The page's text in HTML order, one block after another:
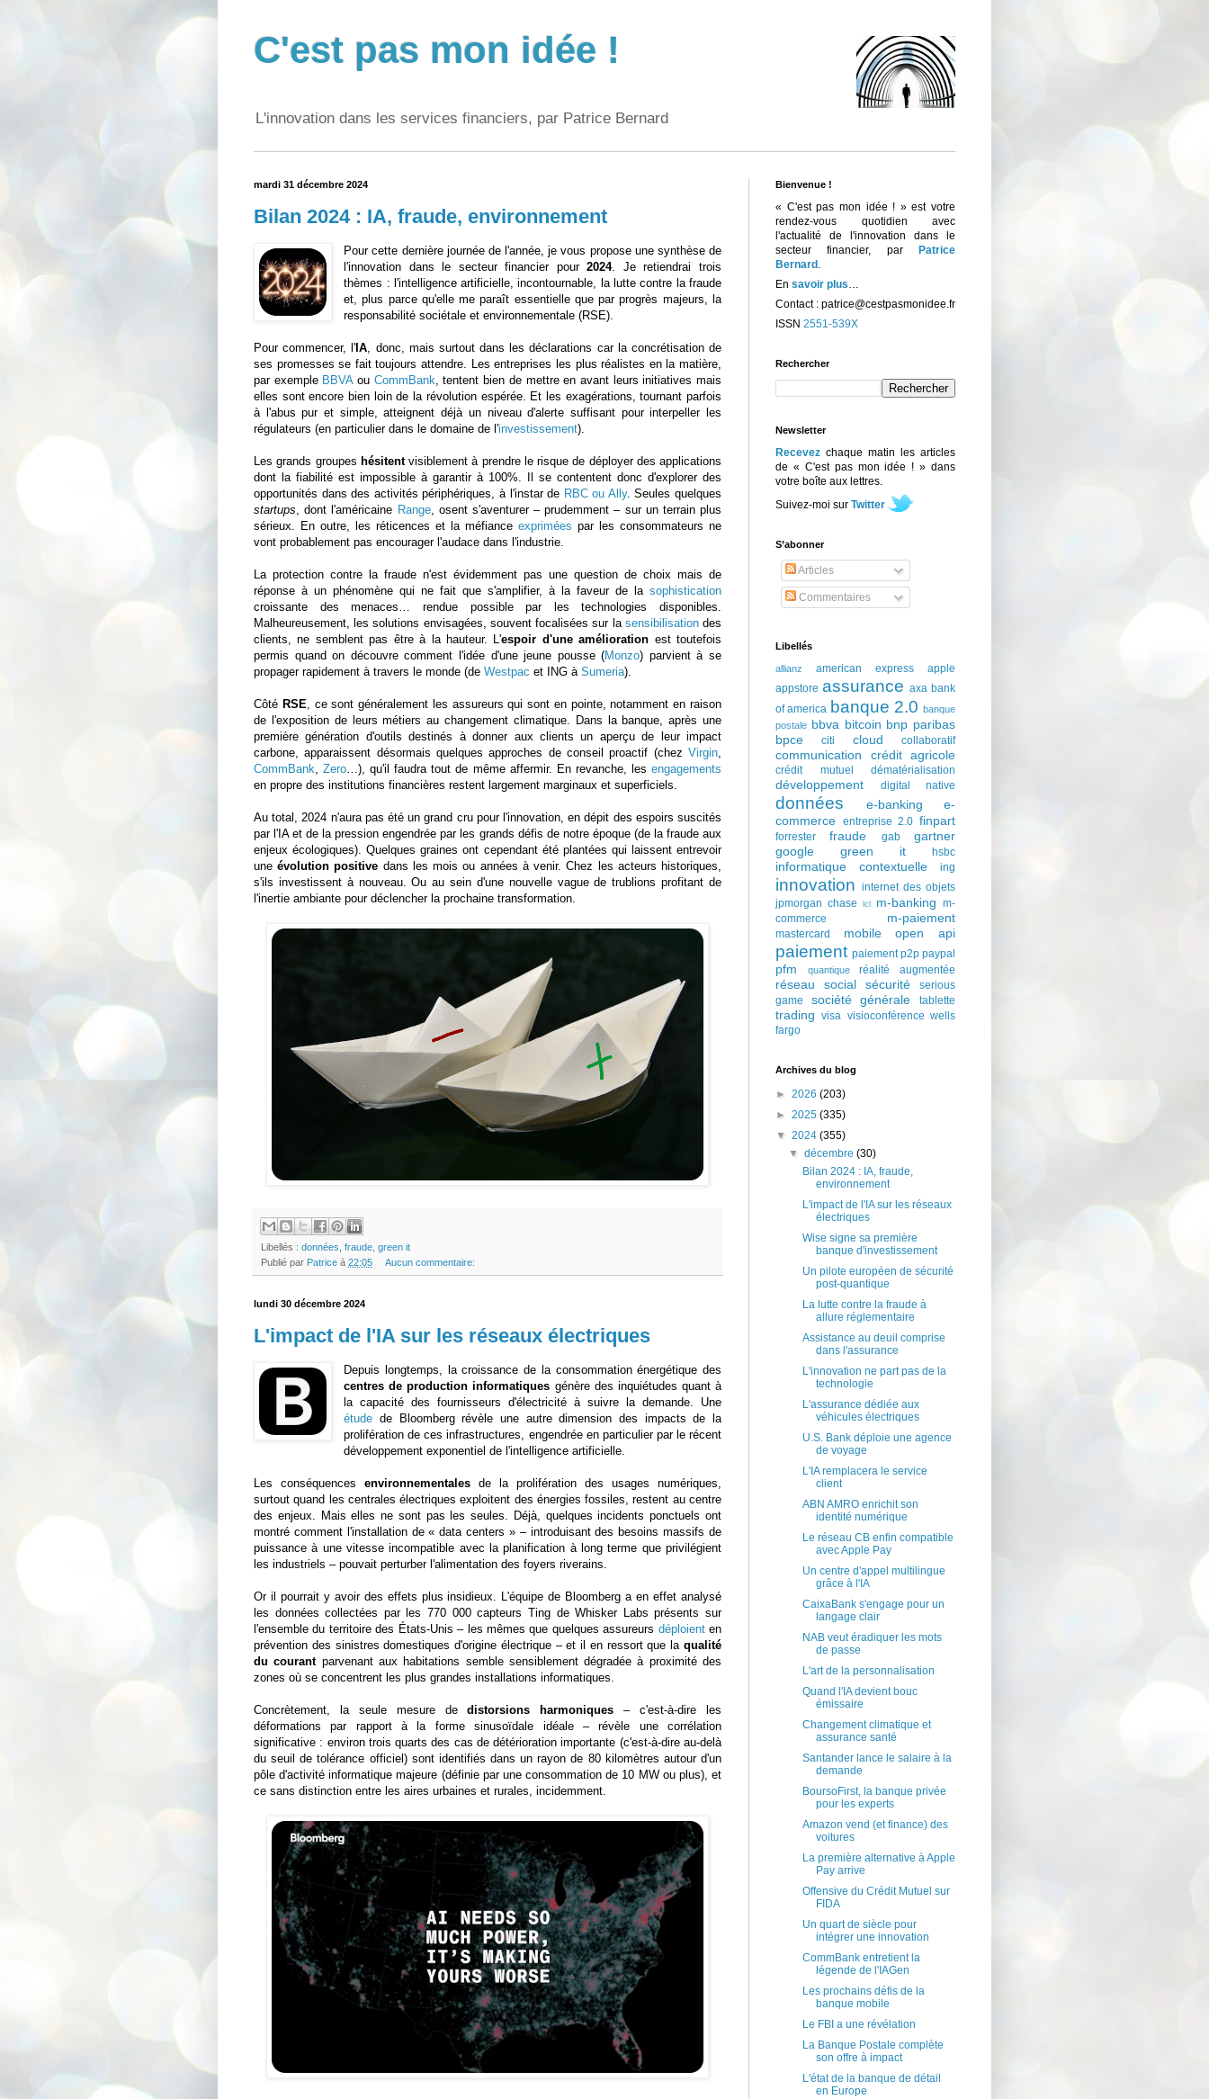
C'est pas mon idée !
L'innovation dans les services financiers, par Patrice Bernard
mardi 31 décembre 2024
Bilan 2024 : IA, fraude, environnement
Pour cette dernière journée de l'année, je vous propose une synthèse de
l'innovation dans le secteur financier pour2024. Je retiendrai trois
thèmes : l'intelligence artificielle, incontournable, la lutte contre la fraude
et, plus parce qu'elle me paraît essentielle que par progrès majeurs, la
responsabilité sociétale et environnementale (RSE).
Pour commencer, l' IA, donc, mais surtout dans les déclarations car la concrétisation de
ses promesses se fait toujours attendre. Les entreprises les plus réalistes en la matière,
par exemple BBVAou CommBank, tentent bien de mettre en avant leurs initiatives mais
elles sont encore bien loin de la révolution espérée. Et les exagérations, tournant parfois
à l'abus pur et simple, atteignent déjà un niveau d'alerte suffisant pour interpeller les
régulateurs (en particulier dans le domaine de l'investissement).
Les grands groupes hésitentvisiblement à prendre le risque de déployer des applications
dont la fiabilité est impossible à garantir à 100%. Il se contentent donc d'explorer des
opportunités dans des activités périphériques, à l'instar de RBC ou Ally. Seules quelques
startups, dont l'américaine Range, osent s'aventurer – prudemment – sur un terrain plus
sérieux. En outre, les réticences et la méfiance exprimées par les consommateurs ne
vont probablement pas encourager l'audace dans l'industrie.
La protection contre la fraude n'est évidemment pas une question de choix mais de
réponse à un phénomène qui ne fait que s'amplifier, à la faveur de la sophistication
croissante des menaces… rendue possible par les technologies disponibles.
Malheureusement, les solutions envisagées, souvent focalisées sur la sensibilisationdes
clients, ne semblent pas être à la hauteur. L'espoir d'une amélioration est toutefois
permis quand on découvre comment l'idée d'une jeune pousse (Monzo) parvient à se
propager rapidement à travers le monde (de Westpac et ING à Sumeria).
Côté RSE, ce sont généralement les assureurs qui sont en pointe, notamment en raison
de l'exposition de leurs métiers au changement climatique. Dans la banque, après une
première génération d'outils destinés à donner aux clients un aperçu de leur impact
carbone, apparaissent désormais quelques approches de conseil proactif (chez Virgin,
CommBank,Zero…), qu'il faudra tout de même affermir. En revanche, lesengagements
en propre des institutions financières restent largement marginaux et superficiels.
Au total, 2024 n'aura pas été un grand cru pour l'innovation, en dépit des espoirs suscités
par l'IA et de la pression engendrée par les grands défis de notre époque (de la fraude aux
enjeux écologiques). Quelques graines ont cependant été plantées qui laissent entrevoir
uneévolution positive dans les mois ou années à venir. Chez les acteurs historiques,
s'ils investissent à nouveau. Ou au sein d'une nouvelle vague de trublions profitant de
l'inertie ambiante pour déclencher la prochaine transformation.
Libellés : données, fraude, green it
Publié par Patrice à 22:05 Aucun commentaire:
lundi 30 décembre 2024
L'impact de l'IA sur les réseaux électriques
Depuis longtemps, la croissance de la consommation énergétique des
centres de production informatiques génère des inquiétudes quant à
la capacité des fournisseurs d'électricité à suivre la demande. Une
étude de Bloomberg révèle une autre dimension des impacts de la
prolifération de ces infrastructures, engendrée en particulier par le récent
développement exponentiel de l'intelligence artificielle.
Les conséquences environnementales de la prolifération des usages numériques,
surtout quand les centrales électriques exploitent des énergies fossiles, restent au centre
des enjeux. Mais elles ne sont pas les seules. Déjà, quelques incidents ponctuels ont
montré comment l'installation de « data centers » – introduisant des besoins massifs de
puissance à une vitesse incompatible avec la planification à long terme que privilégient
les industriels – pouvait perturber l'alimentation des foyers riverains.
Or il pourrait y avoir des effets plus insidieux. L'équipe de Bloomberg a en effet analysé
les données collectées par les 770 000 capteurs Ting de Whisker Labs présents sur
l'ensemble du territoire des États-Unis – les mêmes que quelques assureurs déploienten
prévention des sinistres domestiques d'origine électrique – et il en ressort que la qualité
du courantparvenant aux habitations semble sensiblement dégradée à proximité des
zones où se concentrent les plus grandes installations informatiques.
Concrètement, la seule mesure dedistorsions harmoniques – c'est-à-dire les
déformations par rapport à la forme sinusoïdale idéale – révèle une corrélation
significative : environ trois quarts des cas de détérioration importante (c'est-à-dire au-delà
du seuil de tolérance officiel) sont identifiés dans un rayon de 80 kilomètres autour d'un
pôle d'activité informatique majeure (définie par une consommation de 10 MW ou plus), et
ce sans distinction entre les aires urbaines et rurales, incidemment.
Bienvenue !
« C'est pas mon idée ! » est votre
rendez-vous quotidien avec
l'actualité de l'innovation dans le
secteur financier, par
Patrice
Bernard .
En savoir plus…
Contact : patrice@cestpasmonidee.fr
ISSN 2551-539X
Rechercher
Newsletter
Recevez chaque matin les articles
de « C'est pas mon idée ! » dans
votre boîte aux lettres.
Suivez-moi sur Twitter
S’abonner
Articles
Commentaires
Libellés
allianz american express
apple
appstore assurance axa bank
of america banque 2.0 banque
postale bbva bitcoin bnp paribas
bpce
citi cloud collaboratif
communication crédit agricole
crédit mutuel dématérialisation
développement digital native
données e-banking
e-
commerce entreprise 2.0 finpart
forrester fraude gab
gartner
google
green it hsbc
informatique contextuelle ing
innovation internet des objets
jpmorgan chase
lcl m-banking m-
commerce
m-paiement
mastercard mobile open api
paiement paiement p2p paypal
pfm quantique réalité augmentée
réseau social sécurité
serious
game
société générale tablette
trading visa visioconférence wells
fargo
Archives du blog
► 2026 (203)
► 2025 (335)
▼ 2024 (355)
▼décembre(30)
Bilan 2024 : IA, fraude,
environnement
L'impact de l'IA sur les réseaux
électriques
Wise signe sa première
banque d'investissement
Un pilote européen de sécurité
post-quantique
La lutte contre la fraude à
allure réglementaire
Assistance au deuil comprise
dans l'assurance
L'innovation ne part pas de la
technologie
L'assurance dédiée aux
véhicules électriques
U.S. Bank déploie une agence
de voyage
L'IA remplacera le service
client
ABN AMRO enrichit son
identité numérique
Le réseau CB enfin compatible
avec Apple Pay
Un centre d'appel multilingue
grâce à l'IA
CaixaBank s'engage pour un
langage clair
NAB veut éradiquer les mots
de passe
L'art de la personnalisation
Quand l'IA devient bouc
émissaire
Changement climatique et
assurance santé
Santander lance le salaire à la
demande
BoursoFirst, la banque privée
pour les experts
Amazon vend (et finance) des
voitures
La première alternative à Apple
Pay arrive
Offensive du Crédit Mutuel sur
FIDA
Un quart de siècle pour
intégrer une innovation
CommBank entretient la
légende de l'IAGen
Les prochains défis de la
banque mobile
Le FBI a une révélation
La Banque Postale complète
son offre à impact
L'état de la banque de détail
en Europe